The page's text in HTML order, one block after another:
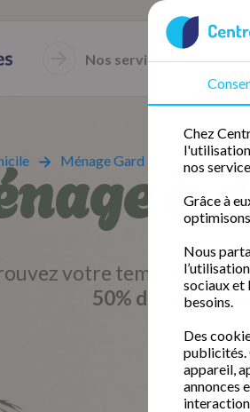
Nos services 50 %
Chez
nos
Grâce à
Nous
sociaux et
besoins.
Des
publicités.
appareil,
annonces
Ménage Gard à
votre temps libre
50% de crédit